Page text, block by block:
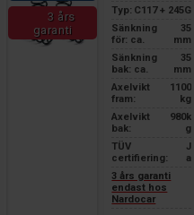
3 års
garanti
Typ: C117 + 245G
Sänkning
för: ca.
35
mm
Sänkning
bak: ca.
35
mm
Axelvikt
fram:
1100
kg
Axelvikt
bak:
980k
g
TÜV
certifiering:
J
a
3 års garanti
endast hos
Nardocar